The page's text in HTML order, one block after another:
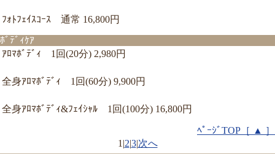
ﾌｫﾄﾌｪｲｽｺｰｽ 通常 16,800円
ﾎﾞﾃﾞｨｹｱ
ｱﾛﾏﾎﾞﾃﾞｨ 1回(20分) 2,980円
全身ｱﾛﾏﾎﾞﾃﾞｨ 1回(60分) 9,900円
全身ｱﾛﾏﾎﾞﾃﾞｨ&ﾌｪｲｼｬﾙ 1回(100分) 16,800円
ﾍﾟｰｼﾞTOP［ ▲ ］
1 2|3| 次へ